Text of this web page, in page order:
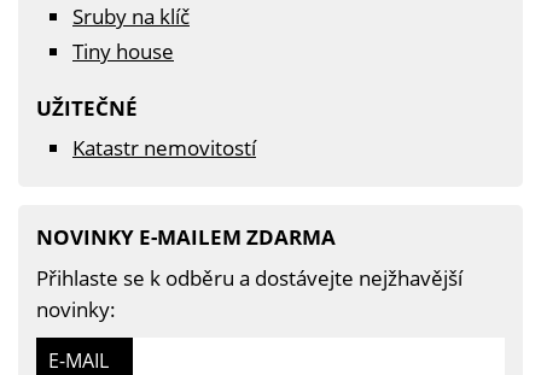
Sruby na klíč
Tiny house
UŽITEČNÉ
Katastr nemovitostí
NOVINKY E-MAILEM ZDARMA
Přihlaste se k odběru a dostávejte nejžhavější
novinky:
E-MAIL